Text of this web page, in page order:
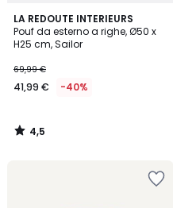
LA REDOUTE INTERIEURS
Pouf da esterno a righe, Ø50 x
H25 cm, Sailor
69,99 €
41,99 € -40%
4,5
/ 5
4,5
/